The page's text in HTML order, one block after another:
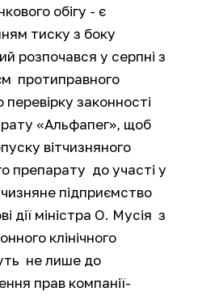
обігу - є
тиску з боку
розпочався у серпні з
протиправного
законності
«Альфапег», щоб
вітчизняного
препарату до участі у
підприємство
дії міністра О. Мусія з
клінічного
не лише до
прав компанії-